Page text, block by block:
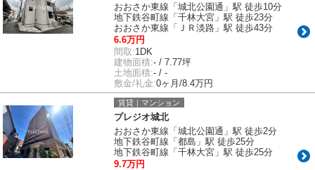
おおさか東線「城北公園通」駅 徒歩10分
地下鉄谷町線「千林大宮」駅 徒歩23分
おおさか東線「ＪＲ淡路」駅 徒歩43分
6.6万円
間取:1DK
建物面積:- / 7.77坪
土地面積:- / -
敷金/礼金:0ヶ月/8.4万円
賃貸｜マンション
プレジオ城北
おおさか東線「城北公園通」駅 徒歩2分
地下鉄谷町線「都島」駅 徒歩25分
地下鉄谷町線「千林大宮」駅 徒歩25分
9.7万円